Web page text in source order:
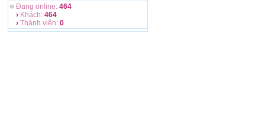
Đang online: 464
› Khách: 464
› Thành viên: 0